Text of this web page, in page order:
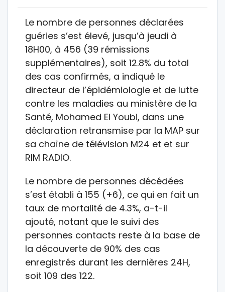
Le nombre de personnes déclarées
guéries s’est élevé, jusqu’à jeudi à
18H00, à 456 (39 rémissions
supplémentaires), soit 12.8% du total
des cas confirmés, a indiqué le
directeur de l’épidémiologie et de lutte
contre les maladies au ministère de la
Santé, Mohamed El Youbi, dans une
déclaration retransmise par la MAP sur
sa chaîne de télévision M24 et et sur
RIM RADIO.
Le nombre de personnes décédées
s’est établi à 155 (+6), ce qui en fait un
taux de mortalité de 4.3%, a-t-il
ajouté, notant que le suivi des
personnes contacts reste à la base de
la découverte de 90% des cas
enregistrés durant les dernières 24H,
soit 109 des 122.